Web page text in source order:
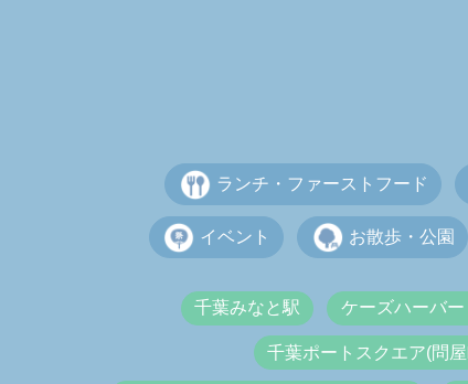
ランチ・ファーストフード
イベント お散歩・公園
千葉みなと駅 ケーズハーバ
千葉ポートスクエア(問